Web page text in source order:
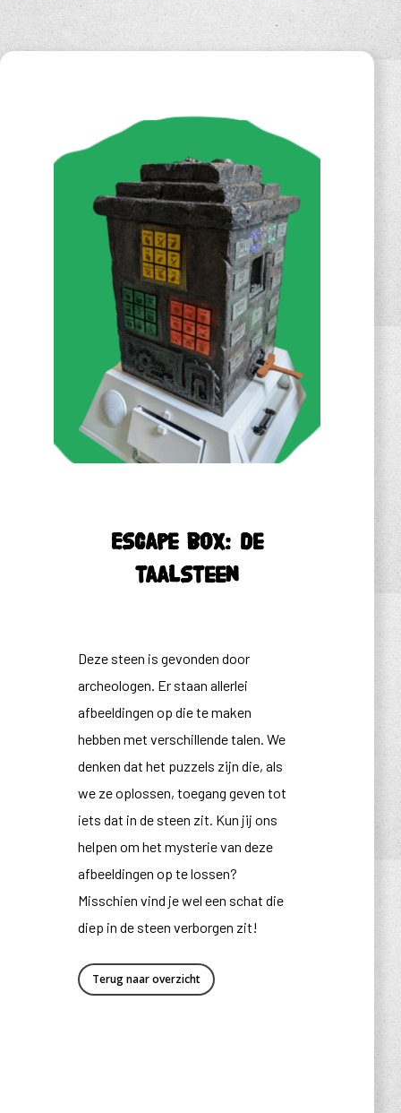
Escape box: de
taalsteen
Deze steen is gevonden door
archeologen. Er staan allerlei
afbeeldingen op die te maken
hebben met verschillende talen. We
denken dat het puzzels zijn die, als
we ze oplossen, toegang geven tot
iets dat in de steen zit. Kun jij ons
helpen om het mysterie van deze
afbeeldingen op te lossen?
Misschien vind je wel een schat die
diep in de steen verborgen zit!
Terug naar overzicht